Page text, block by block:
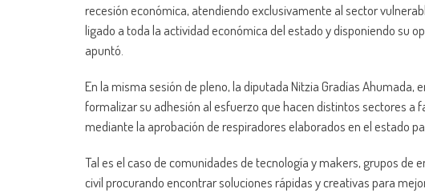
recesión económica, atendiendo exclusivamente al sector
ligado a toda la actividad económica del estado y disponiendo su
apuntó.
En la misma sesión de pleno, la diputada Nitzia Gradías
formalizar su adhesión al esfuerzo que hacen distintos sectores a
mediante la aprobación de respiradores elaborados en el estado
Tal es el caso de comunidades de tecnología y makers, grupos de
civil procurando encontrar soluciones rápidas y creativas para